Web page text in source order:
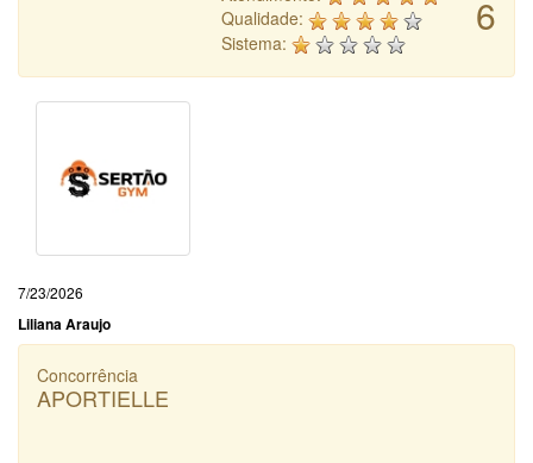
6
Qualidade:
Sistema:
7/23/2026
Liliana Araujo
Concorrência
APORTIELLE